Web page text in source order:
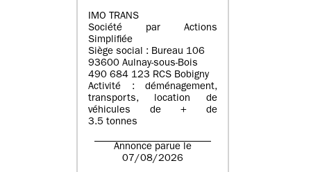
IMO TRANS
Société par Actions
Simplifiée
Siège social : Bureau 106
93600 Aulnay-sous-Bois
490 684 123 RCS Bobigny
Activité : déménagement,
transports, location de
véhicules de + de
3.5 tonnes
Annonce parue le
07/08/2026